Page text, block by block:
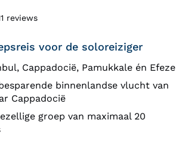
reviews
voor de soloreiziger
Cappadocië, Pamukkale én Efeze
binnenlandse vlucht van
Cappadocië
groep van maximaal 20